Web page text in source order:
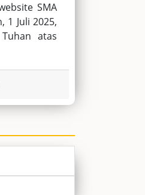
SMA
1 Juli 2025,
atas